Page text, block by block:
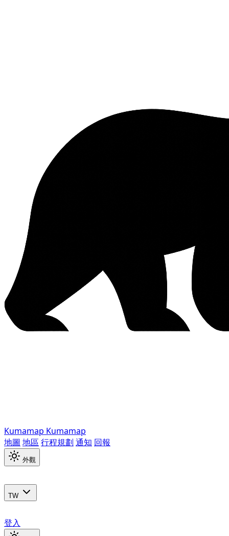
Kumamap Kumamap
地圖 地區 行程規劃 通知 回報
外觀
TW
登入